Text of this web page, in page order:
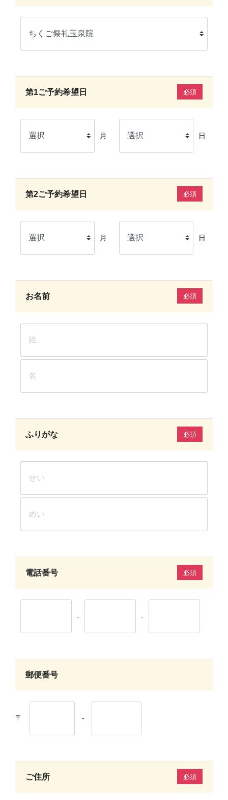
第1ご予約希望日 必須
月 日
第2ご予約希望日 必須
月 日
お名前 必須
ふりがな 必須
電話番号 必須
- -
郵便番号
〒 -
ご住所 必須